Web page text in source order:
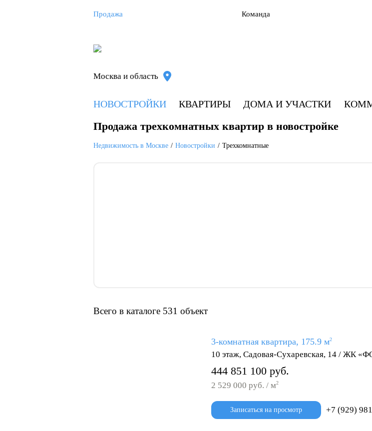
Продажа Команда
Москва и область
НОВОСТРОЙКИ КВАРТИРЫ ДОМА И УЧАСТКИ
Продажа трехкомнатных квартир в новостройке
Недвижимость в Москве Новостройки Трехкомнатные
Всего в каталоге 531 объект
3-комнатная квартира, 175.9 м2
10 этаж, Садовая-Сухаревская, 14 / ЖК
444 851 100 руб.
2 529 000 руб. / м2
Записаться на просмотр +7 (929)